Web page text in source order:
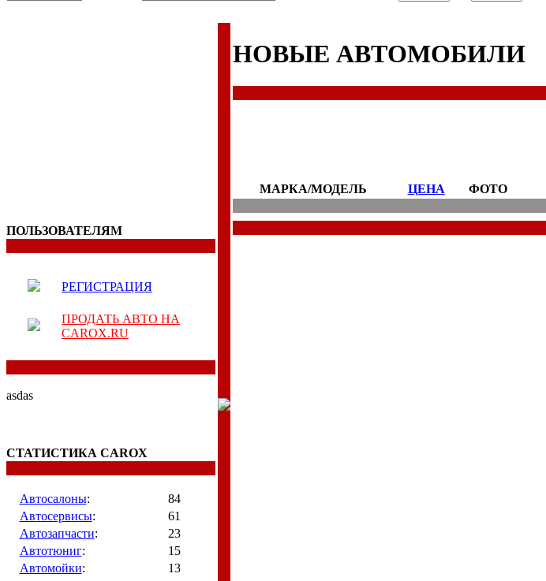
ПОЛЬЗОВАТЕЛЯМ
РЕГИСТРАЦИЯ
ПРОДАТЬ АВТО НА
CAROX.RU
asdas
СТАТИСТИКА CAROX
Автосалоны:
84
Автосервисы:
61
Автозапчасти:
23
Автотюниг:
15
Автомойки:
13
НОВЫЕ АВТОМОБИЛИ
МАРКА/МОДЕЛЬ ЦЕНА ФОТО